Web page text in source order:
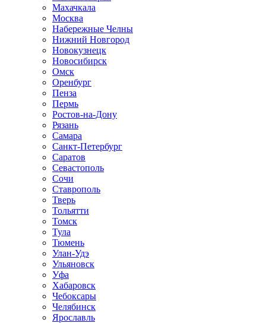
Махачкала
Москва
Набережные Челны
Нижний Новгород
Новокузнецк
Новосибирск
Омск
Оренбург
Пенза
Пермь
Ростов-на-Дону
Рязань
Самара
Санкт-Петербург
Саратов
Севастополь
Сочи
Ставрополь
Тверь
Тольятти
Томск
Тула
Тюмень
Улан-Удэ
Ульяновск
Уфа
Хабаровск
Чебоксары
Челябинск
Ярославль